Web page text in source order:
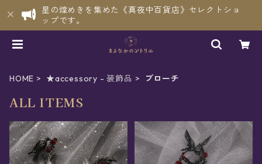
星の煌めきを集めた《真夜中百貨店》セレクトショ
ップです。
HOME ★accessory - 装飾品 ブローチ
ALL ITEMS